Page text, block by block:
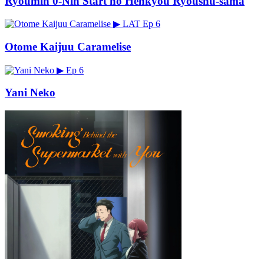
▶ LAT Ep 6
Otome Kaijuu Caramelise
▶ Ep 6
Yani Neko